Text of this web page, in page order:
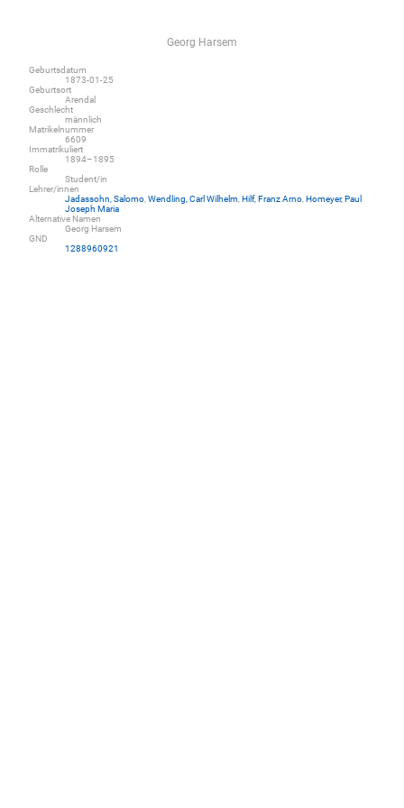
Georg Harsem
Geburtsdatum
1873-01-25
Geburtsort
Arendal
Geschlecht
männlich
Matrikelnummer
6609
Immatrikuliert
1894–1895
Rolle
Student/in
Lehrer/innen
Jadassohn, Salomo Wendling, Carl Wilhelm Hilf, Franz Arno Homeyer, Paul
Joseph Maria
Alternative Namen
Georg Harsem
GND
1288960921